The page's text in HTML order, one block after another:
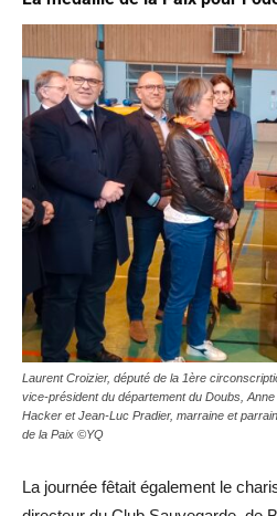
Laurent Croizier, député de la 1ère
vice-président du département du Doubs,
Hacker et Jean-Luc Pradier, marraine et
de la Paix ©YQ
La journée fêtait également le